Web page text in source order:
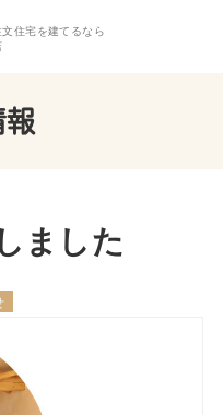
住宅を建てるなら
報
ました